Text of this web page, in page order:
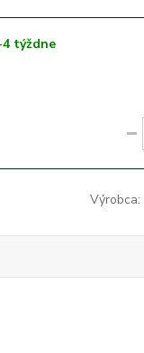
týždne
Výrobca: